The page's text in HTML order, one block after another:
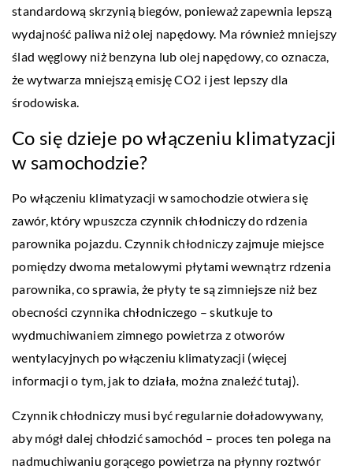
standardową skrzynią biegów, ponieważ zapewnia lepszą
wydajność paliwa niż olej napędowy. Ma również mniejszy
ślad węglowy niż benzyna lub olej napędowy, co oznacza,
że wytwarza mniejszą emisję CO2 i jest lepszy dla
środowiska.
Co się dzieje po włączeniu klimatyzacji
w samochodzie?
Po włączeniu klimatyzacji w samochodzie otwiera się
zawór, który wpuszcza czynnik chłodniczy do rdzenia
parownika pojazdu. Czynnik chłodniczy zajmuje miejsce
pomiędzy dwoma metalowymi płytami wewnątrz rdzenia
parownika, co sprawia, że płyty te są zimniejsze niż bez
obecności czynnika chłodniczego – skutkuje to
wydmuchiwaniem zimnego powietrza z otworów
wentylacyjnych po włączeniu klimatyzacji (więcej
informacji o tym, jak to działa, można znaleźć tutaj).
Czynnik chłodniczy musi być regularnie doładowywany,
aby mógł dalej chłodzić samochód – proces ten polega na
nadmuchiwaniu gorącego powietrza na płynny roztwór